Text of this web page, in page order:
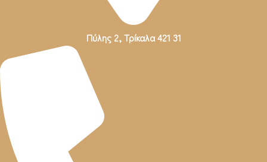
Πύλης 2, Τρίκαλα 421 31